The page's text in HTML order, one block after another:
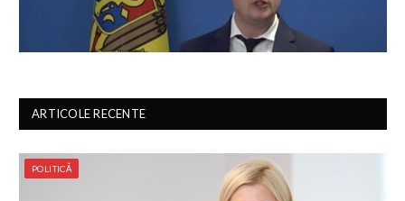
ARTICOLE RECENTE
POLITICĂ